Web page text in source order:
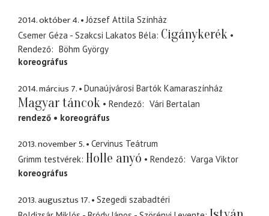
2014. október 4.
József Attila Színház
Csemer Géza - Szakcsi Lakatos Béla Cigánykerék
Rendező
Böhm György
koreográfus
2014. március 7. Dunaújvárosi Bartók Kamaraszínház
Magyar táncok Rendező
Vári Bertalan
rendező
koreográfus
2013. november 5.
Cervinus Teátrum
Grimm testvérek Holle anyó Rendező
Varga Viktor
koreográfus
2013. augusztus 17.
Szegedi szabadtéri